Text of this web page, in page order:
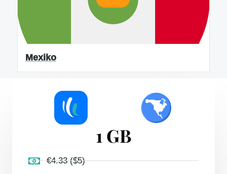
Mexiko
1 GB
€4.33 ($5)